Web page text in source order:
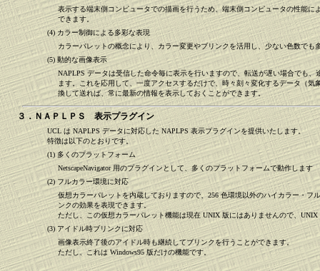
表示する端末側コンピュータでの描画を行うため、端末側コンピュータの性能に
できます。
(4) カラー制御による多彩な表現
カラーパレットの概念により、カラー変更やブリンクを活用し、少ない色数でも
(5) 動的な画像表示
NAPLPS データは受信した命令毎に表示を行いますので、転送が遅い場合でも、
ます。これを応用して、一度アクセスするだけで、時々刻々変化するデータ（気
換して送れば、常に最新の情報を表示しておくことができます。
３．ＮＡＰＬＰＳ 表示プラグイン
UCL は NAPLPS データに対応した NAPLPS 表示プラグインを提供いたします。
特徴は以下のとおりです。
(1) 多くのプラットフォーム
NetscapeNavigator 用のプラグインとして、多くのプラットフォームで動作します
(2) フルカラー環境に対応
仮想カラーパレットを内蔵しておりますので、256 色環境以外のハイカラー・フ
ンクの効果を表現できます。
ただし、この仮想カラーパレット機能は現在 UNIX 版にはありませんので、
(3) アイドル時ブリンクに対応
画像表示終了後のアイドル時も継続してブリンクを行うことができます。
ただし、これは Windows95 版だけの機能です。